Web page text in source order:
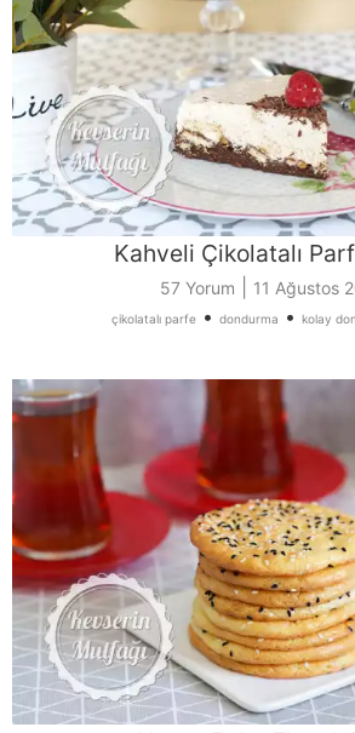
Kahveli Çikolatalı
57 Yorum 11 Ağustos
çikolatalı parfe• dondurma • kolay